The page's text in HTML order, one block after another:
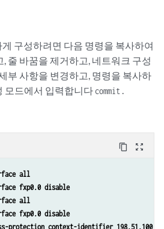
구성하려면 다음 명령을 복사하여
줄 바꿈을 제거하고, 네트워크 구성
부 사항을 변경하고, 명령을 복사하
모드에서 입력합니다 commit .
content_copy zoom_out_map
all
fxp0.0 disable
all
fxp0.0 disable
protection context-identifier 198.51.100.3